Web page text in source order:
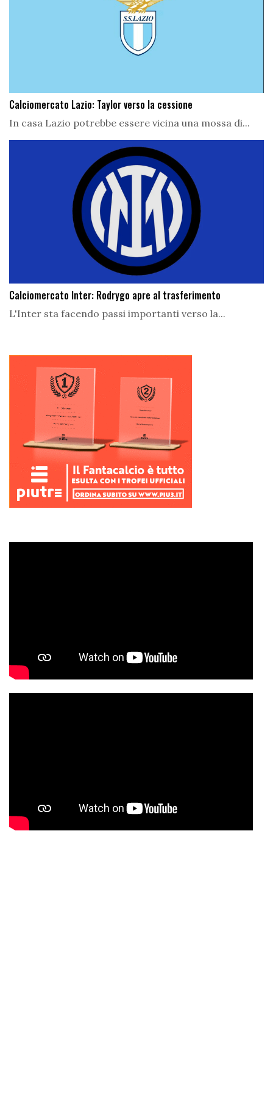
Calciomercato Lazio: Taylor verso la cessione
In casa Lazio potrebbe essere vicina una mossa di...
Calciomercato Inter: Rodrygo apre al trasferimento
L'Inter sta facendo passi importanti verso la...